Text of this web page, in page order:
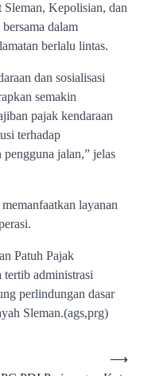
Sleman, Kepolisian, dan
dalam
berlalu lintas.
dan sosialisasi
semakin
pajak kendaraan
terhadap
jalan,” jelas
layanan
Patuh Pajak
tertib administrasi
perlindungan dasar
Sleman.(ags,prg)
⟶